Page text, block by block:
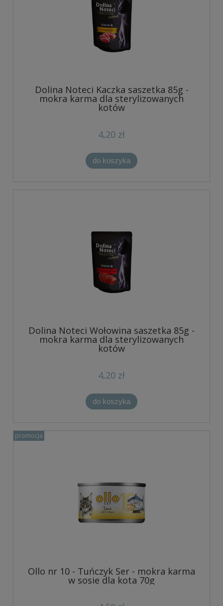
Dolina Noteci Kaczka saszetka 85g -
mokra karma dla sterylizowanych
kotów
4,20 zł
do koszyka
Dolina Noteci Wołowina saszetka 85g -
mokra karma dla sterylizowanych
kotów
4,20 zł
do koszyka
Ollo nr 10 - Tuńczyk Ser - mokra karma
w sosie dla kota 70g
promocja